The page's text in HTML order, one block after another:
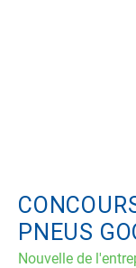
PNEUS
Nouvelle de